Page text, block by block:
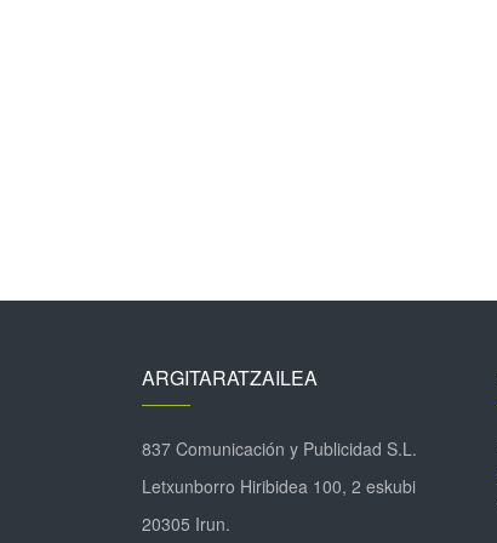
ARGITARATZAILEA
837 Comunicación y Publicidad S.L.
Letxunborro Hiribidea 100, 2 eskubi
20305 Irun.